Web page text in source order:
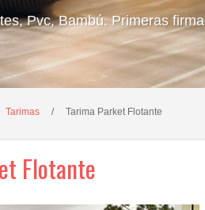
Pvc, Bambú. Primeras
Tarimas / Tarima Parket Flotante
Flotante